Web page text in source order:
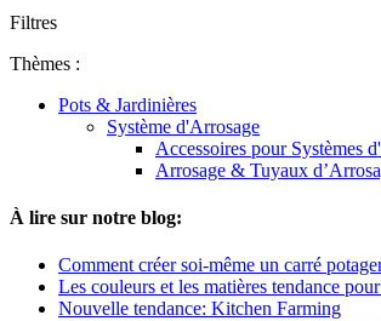
Filtres
Thèmes :
Pots & Jardinières
Système d'Arrosage
Accessoires pour Systèmes
Arrosage & Tuyaux
À lire sur notre blog:
Comment créer soi-même un carré
Les couleurs et les matières tendance
Nouvelle tendance: Kitchen Farming